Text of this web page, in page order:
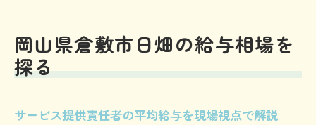
倉敷市エリアでサービス提供責任者の時給
傾向を探る
入特徴
岡山県倉敷市日畑の給与相場を
探る
サービス提供責任者の平均給与を現場視点で解説